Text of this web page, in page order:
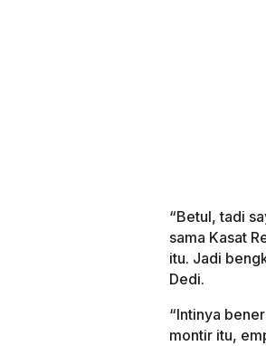
“Betul, tadi
sama Kasat
itu. Jadi
Dedi.
“Intinya
montir itu,